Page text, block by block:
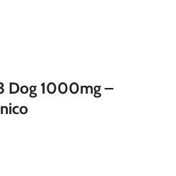
Dog 1000mg –